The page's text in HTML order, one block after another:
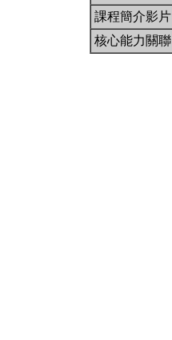
課程簡介影片
核心能力關聯